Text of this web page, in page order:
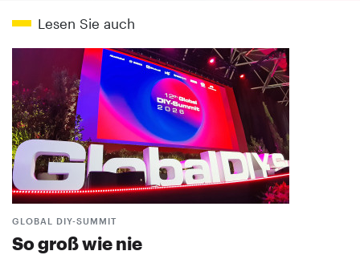
Lesen Sie auch
GLOBAL DIY-SUMMIT
So groß wie nie